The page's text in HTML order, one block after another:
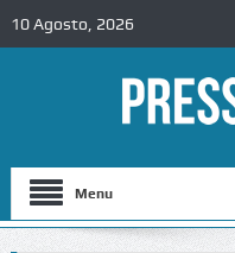
10 Agosto, 2026
Menu